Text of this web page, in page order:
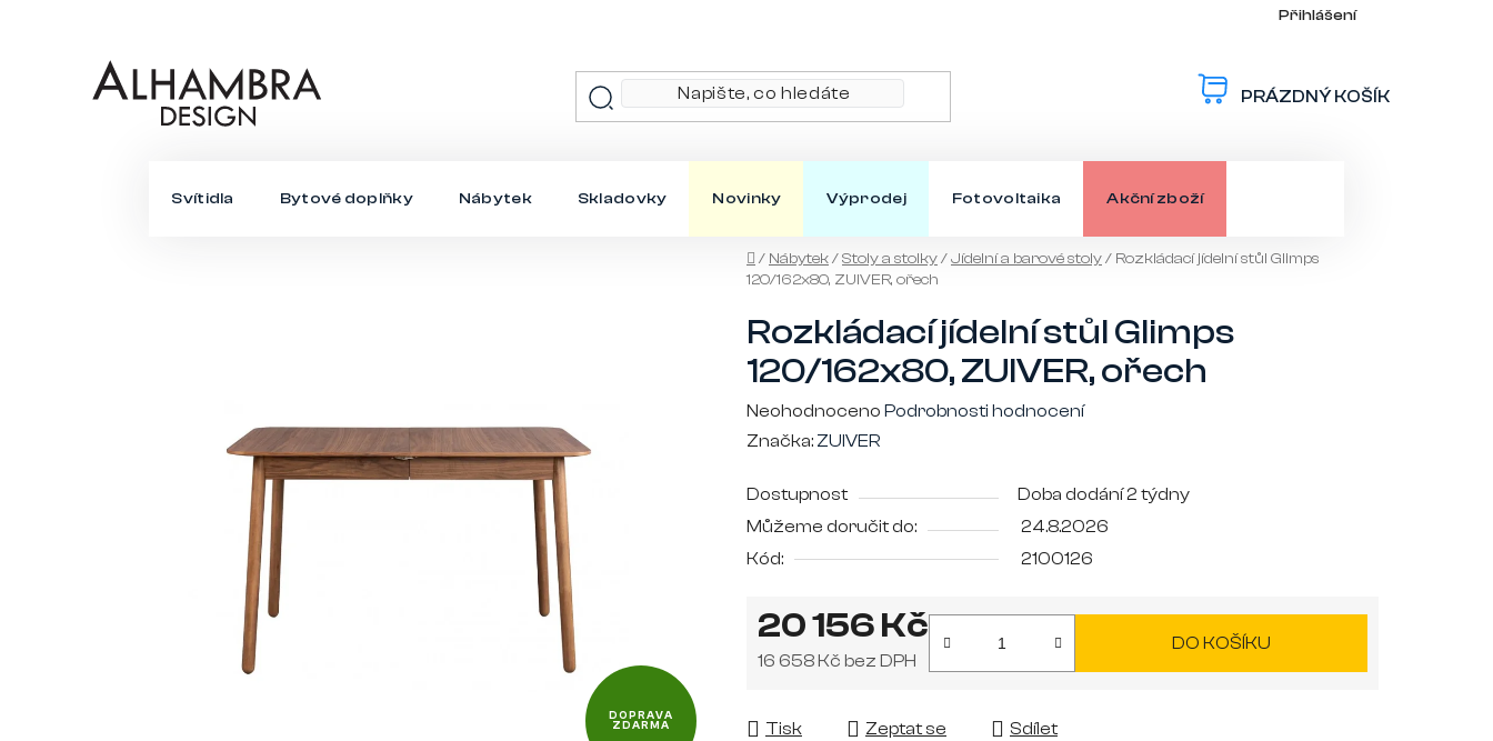
Přihlášení
PRÁZDNÝ KOŠÍK
Svítidla Bytové doplňky Nábytek Skladovky Novinky Výprodej Fotovoltaika Akční zboží
Domů
/ Nábytek/Stoly a stolky/Jídelní a barové stoly/ Rozkládací jídelní stůl Glimps
120/162x80, ZUIVER, ořech
Rozkládací jídelní stůl Glimps
120/162x80, ZUIVER, ořech
Průměrné
hodnocení
je
0,0
z
hvězdiček.
Neohodnoceno Podrobnosti hodnocení
Značka: ZUIVER
Dostupnost
Doba dodání 2 týdny
Můžeme doručit do:
24.8.2026
Kód:
2100126
20 156 Kč
16 658 Kč bez DPH
DO KOŠÍKU
Tisk Zeptat se Sdílet
DOPRAVA
ZDARMA